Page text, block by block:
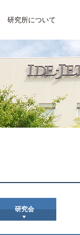
研究所について
研究会